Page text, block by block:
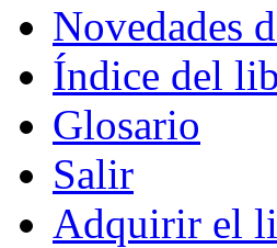
Novedades
Índice del
Glosario
Salir
Adquirir el